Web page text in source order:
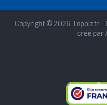
Copyright © 2026 Topbiz.fr -
créé par